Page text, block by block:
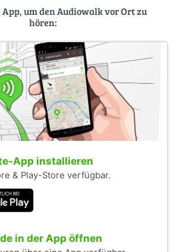
App, um den Audiowalk vor Ort zu
hören:
App installieren
& Play-Store verfügbar.
in der App öffnen